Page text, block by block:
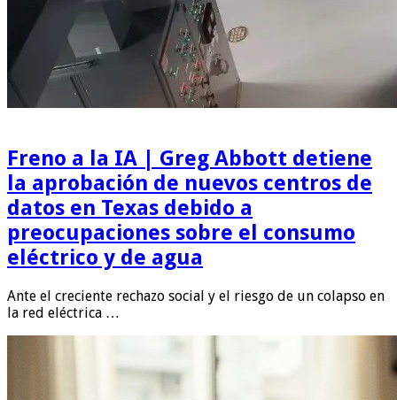
Freno a la IA | Greg Abbott detiene
la aprobación de nuevos centros de
datos en Texas debido a
preocupaciones sobre el consumo
eléctrico y de agua
Ante el creciente rechazo social y el riesgo de un colapso en
la red eléctrica …